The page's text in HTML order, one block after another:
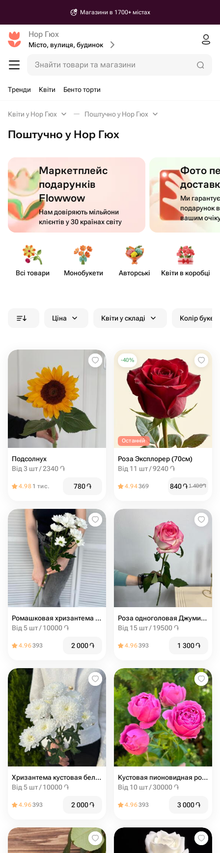
Магазини в 1700+ містах
Нор Гюх
Місто, вулиця, будинок
Знайти товари та магазини
Тренди Квіти Бенто торти
Квіти у Нор Гюх Поштучно у Нор Гюх
Поштучно у Нор Гюх
Маркетплейс
подарунків
Flowwow
Нам довіряють мільйони
клієнтів у 30 країнах світу
Фото
Ми
подарунок
вашим
Всі товари Моно​букети Авторські Квіти в коробці
Ціна Квіти у складі Колір
Подсолнух
Від 3 шт / 2340 ֏
4.98 1 тис. 780֏
-40%
Останній
Роза Эксплорер (70см)
Від 11 шт / 9240 ֏
4.94369 840֏1 400֏
Ромашковая хризантема ( белая )
Від 5 шт / 10000 ֏
4.96393 2 000֏
Роза одноголовая Джумилия
Від 15 шт / 19500 ֏
4.96393 1 300֏
Хризантема кустовая белая
Від 5 шт / 10000 ֏
4.96393 2 000֏
Кустовая пионовидная роза misty bubbles
Від 10 шт / 30000 ֏
4.96393 3 000֏